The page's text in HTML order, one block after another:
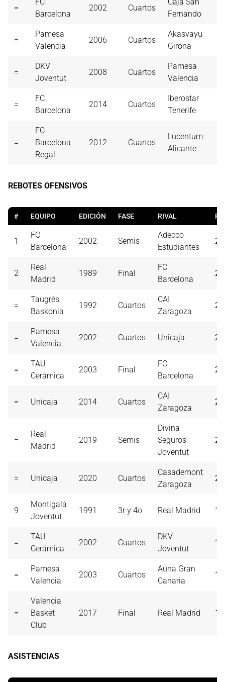
=
Barcelona
2002 Cuartos
Fernando
=
Pamesa
Valencia
2006 Cuartos
Akasvayu
Girona
=
DKV
Joventut
2008 Cuartos
Pamesa
Valencia
=
FC
Barcelona
2014 Cuartos
Iberostar
Tenerife
=
FC
Barcelona
Regal
2012 Cuartos
Lucentum
Alicante
REBOTES OFENSIVOS
# EQUIPO EDICIÓN FASE RIVAL
1
FC
Barcelona
2002 Semis
Adecco
Estudiantes
22
2
Real
Madrid
1989 Final
FC
Barcelona
21
=
Taugrés
Baskonia
1992 Cuartos
CAI
Zaragoza
21
=
Pamesa
Valencia
2002 Cuartos Unicaja 21
=
TAU
Cerámica
2003 Final
FC
Barcelona
21
= Unicaja 2014 Cuartos
CAI
Zaragoza
21
=
Real
Madrid
2019 Semis
Divina
Seguros
Joventut
21
= Unicaja 2020 Cuartos
Casademont
Zaragoza
21
9
Montigalá
Joventut
1991 3r y 4o Real Madrid 19
=
TAU
Cerámica
2002 Cuartos
DKV
Joventut
19
=
Pamesa
Valencia
2003 Cuartos
Auna Gran
Canaria
19
=
Valencia
Basket
Club
2017 Final Real Madrid 19
ASISTENCIAS